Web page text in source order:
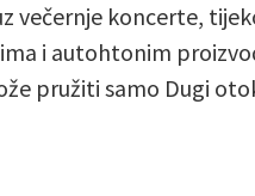
večernje koncerte,
i autohtonim
pružiti samo Dugi